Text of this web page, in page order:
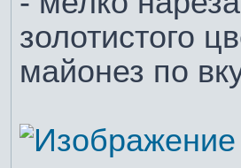
золотистого
майонез по